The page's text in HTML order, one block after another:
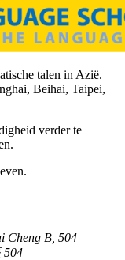
talen in Azië.
Beihai, Taipei,
verder te
Cheng B, 504
504